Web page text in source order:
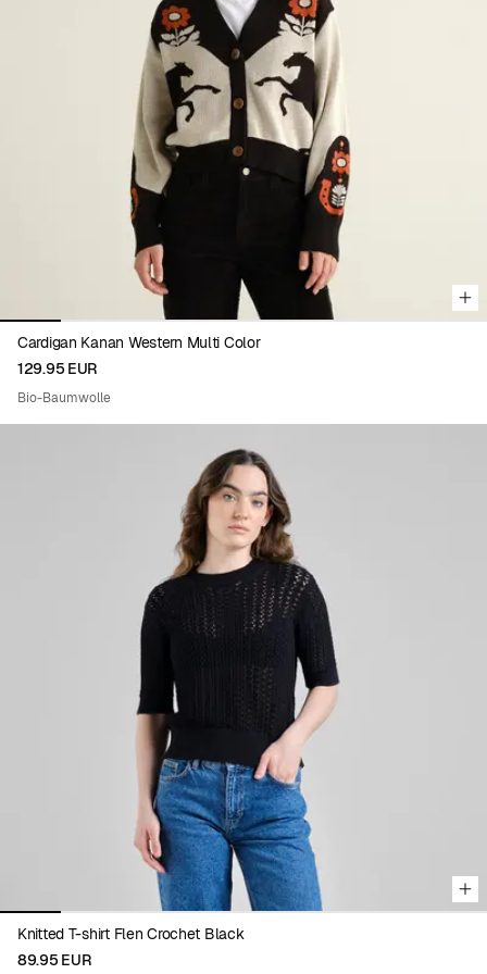
Viewing image 1 of 8
Cardigan Kanan Western Multi Color
129.95 EUR
Bio-Baumwolle
Viewing image 1 of 8
Knitted T-shirt Flen Crochet Black
89.95 EUR